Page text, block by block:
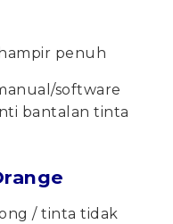
penuh
software
bantalan tinta
/ tinta tidak